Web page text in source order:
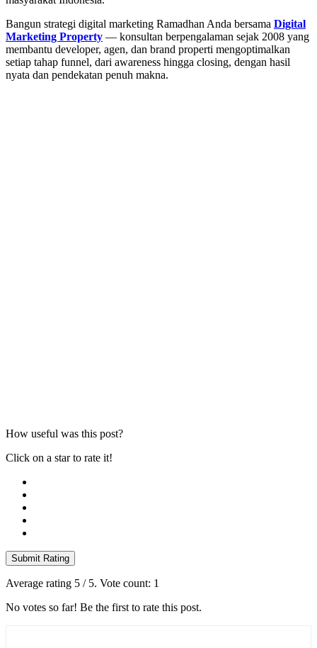
Bangun strategi digital marketing Ramadhan Anda bersama Digital
Marketing Property — konsultan berpengalaman sejak 2008 yang
membantu developer, agen, dan brand properti mengoptimalkan
setiap tahap funnel, dari awareness hingga closing, dengan hasil
nyata dan pendekatan penuh makna.
How useful was this post?
Click on a star to rate it!
Submit Rating
Average rating 5 / 5. Vote count: 1
No votes so far! Be the first to rate this post.